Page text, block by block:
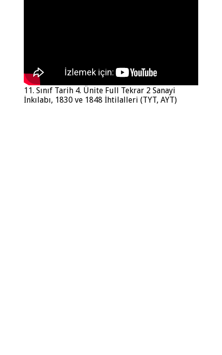
11. Sınıf Tarih 4. Ünite Full Tekrar 2 Sanayi
İnkılabı, 1830 ve 1848 İhtilalleri (TYT, AYT)